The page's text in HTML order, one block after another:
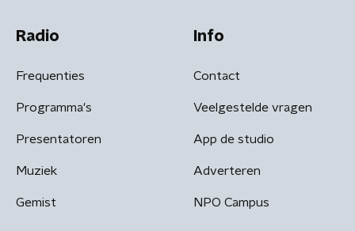
Radio
Frequenties
Programma's
Presentatoren
Muziek
Gemist
Info
Contact
Veelgestelde vragen
App de studio
Adverteren
NPO Campus